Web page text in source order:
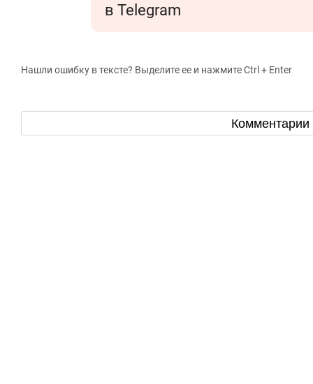
в Telegram
Нашли ошибку в тексте? Выделите ее и нажмите Ctrl + Enter
Комментарии